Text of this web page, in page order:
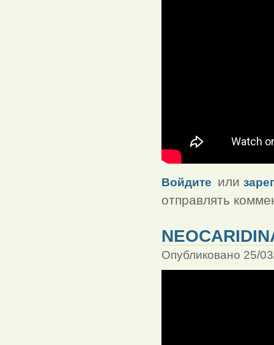
Войдите или
отправлять
Опубликовано 25/